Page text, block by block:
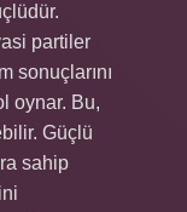
partiler
sonuçlarını
oynar. Bu,
Güçlü
sahip